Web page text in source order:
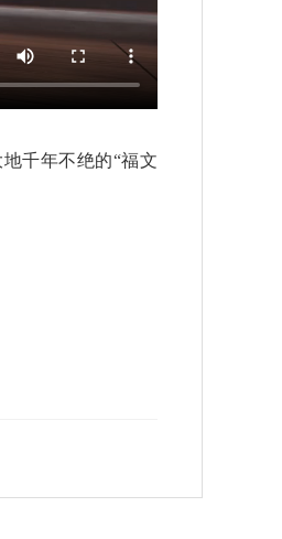
千年不绝的“福文